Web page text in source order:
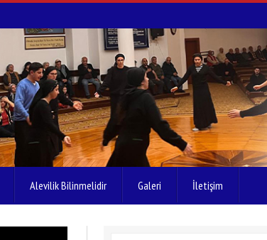
Alevilik Bilinmelidir Galeri İletişim